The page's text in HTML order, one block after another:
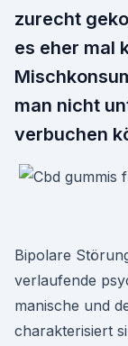
zurecht
es eher mal
man nicht
verbuchen
Bipolare
verlaufende
manische und
charakterisiert